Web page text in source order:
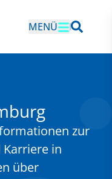
MENÜ
zur
in
über